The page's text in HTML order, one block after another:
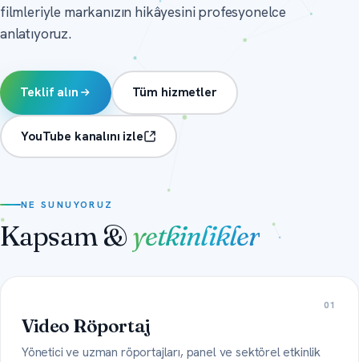
filmleriyle markanızın hikâyesini profesyonelce
anlatıyoruz.
Teklif alın Tüm hizmetler
YouTube kanalını izle
NE SUNUYORUZ
Kapsam &yetkinlikler
01
Video Röportaj
Yönetici ve uzman röportajları, panel ve sektörel etkinlik